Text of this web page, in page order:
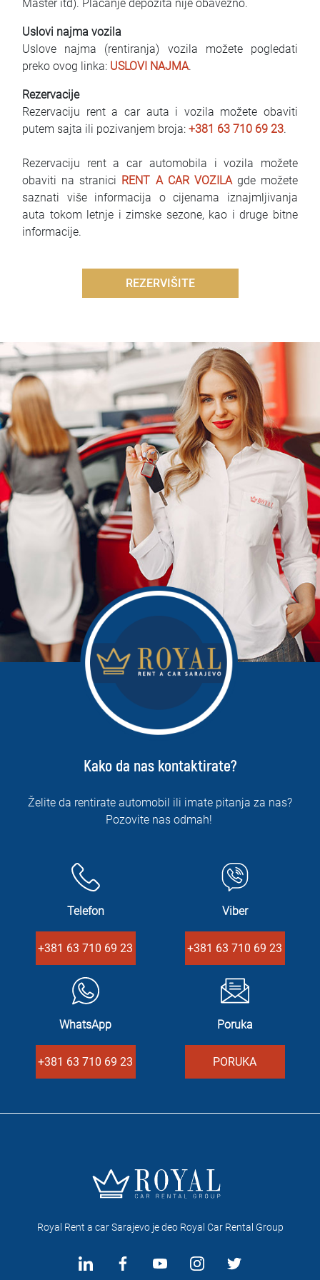
Master itd). Plaćanje depozita nije obavezno.
Uslovi najma vozila
Uslove najma (rentiranja) vozila možete pogledati
preko ovog linka: USLOVI NAJMA.
Rezervacije
Rezervaciju rent a car auta i vozila možete obaviti
putem sajta ili pozivanjem broja: +381 63 710 69 23.
Rezervaciju rent a car automobila i vozila možete
obaviti na stranici RENT A CAR VOZILAgde možete
saznati više informacija o cijenama iznajmljivanja
auta tokom letnje i zimske sezone, kao i druge bitne
informacije.
REZERVIŠITE
Kako da nas kontaktirate?
Želite da rentirate automobil ili imate pitanja za nas?
Pozovite nas odmah!
Telefon
+381 63 710 69 23
Viber
+381 63 710 69 23
WhatsApp
+381 63 710 69 23
Poruka
PORUKA
Royal Rent a car Sarajevo je deo Royal Car Rental Group